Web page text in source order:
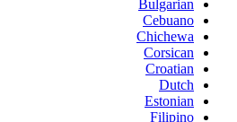
Bulgarian
Cebuano
Chichewa
Corsican
Croatian
Dutch
Estonian
Filipino